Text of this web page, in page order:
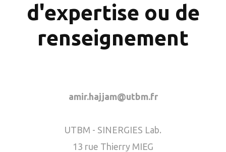
d'expertise ou de
renseignement
amir.hajjam@utbm.fr
UTBM - SINERGIES Lab.
13 rue Thierry MIEG